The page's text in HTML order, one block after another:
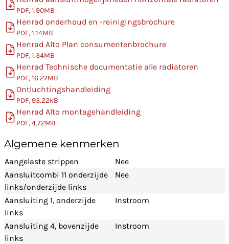
PDF, 1.90MB
Henrad onderhoud en -reinigingsbrochure
PDF, 1.14MB
Henrad Alto Plan consumentenbrochure
PDF, 1.34MB
Henrad Technische documentatie alle radiatoren
PDF, 16.27MB
Ontluchtingshandleiding
PDF, 93.22kB
Henrad Alto montagehandleiding
PDF, 4.72MB
Algemene kenmerken
Aangelaste strippen
Nee
Aansluitcombi 11 onderzijde
links/onderzijde links
Nee
Aansluiting 1, onderzijde
links
Instroom
Aansluiting 4, bovenzijde
links
Instroom